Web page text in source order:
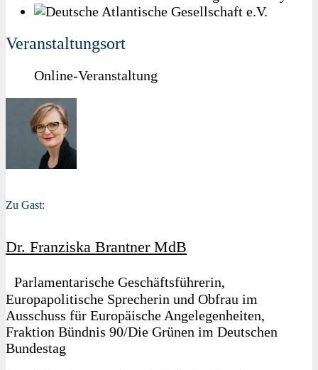
Veranstaltungsort
Online-Veranstaltung
Zu Gast:
Dr. Franziska Brantner MdB
Parlamentarische Geschäftsführerin,
Europapolitische Sprecherin und Obfrau im
Ausschuss für Europäische Angelegenheiten,
Fraktion Bündnis 90/Die Grünen im Deutschen
Bundestag